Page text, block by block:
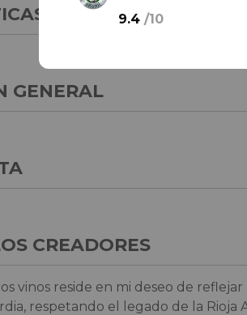
GENERALES
GENERAL
CREADORES
vinos reside en mi deseo de
respetando el legado de la Rioja
9.4 /10